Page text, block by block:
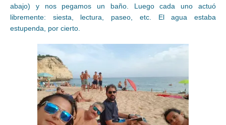
abajo) y nos pegamos un baño. Luego cada uno actuó
libremente: siesta, lectura, paseo, etc. El agua estaba
estupenda, por cierto.